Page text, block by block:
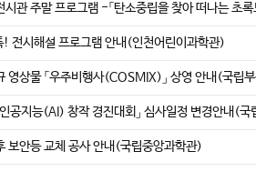
시관 주말 프로그램 -「탄소중립을 찾아 떠나는 초록
전시해설 프로그램 안내(인천어린이과학관)
영상물 「우주비행사(COSMIX)」 상영 안내(국립
공지능(AI) 창작 경진대회」 심사일정 변경안내(국
보안등 교체 공사 안내(국립중앙과학관)